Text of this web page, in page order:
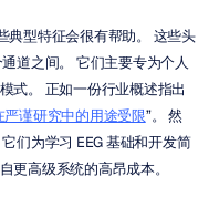
典型特征会很有帮助。 这些头
道之间。 它们主要专为个人
式。 正如一份行业概述指出
严谨研究中的用途受限”。 然
们为学习 EEG 基础和开发简
更高级系统的高昂成本。